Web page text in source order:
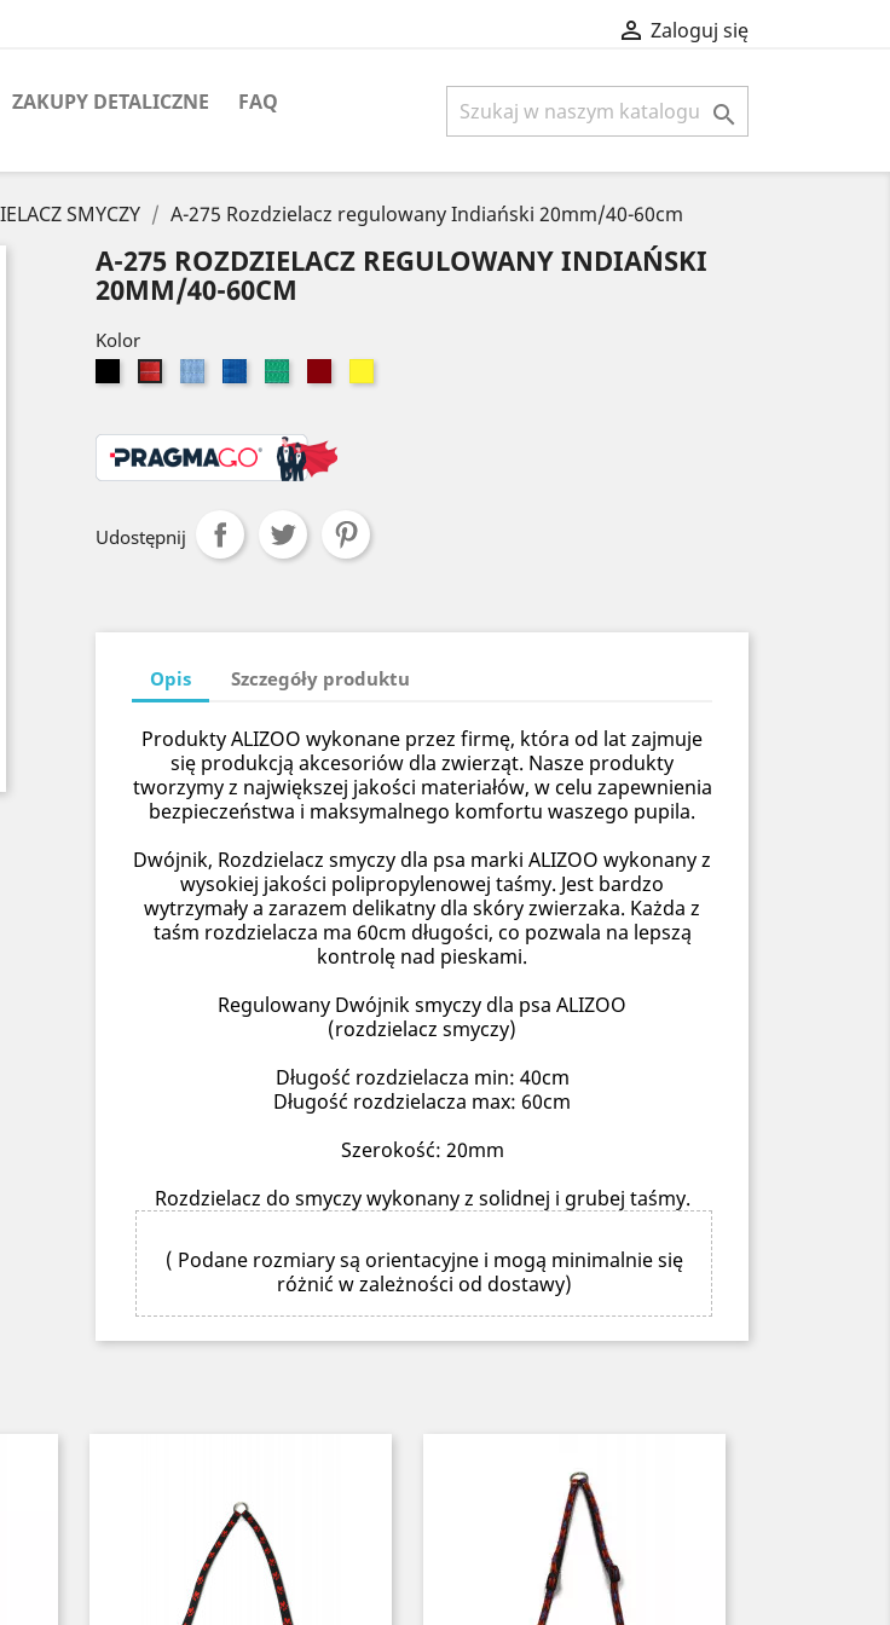
 Zaloguj się
ZAKUPY DETALICZNE FAQ 
SMYCZY A-275 Rozdzielacz regulowany Indiański 20mm/40-60cm
A-275 ROZDZIELACZ REGULOWANY INDIAŃSKI
20MM/40-60CM
Kolor
CzarnyCzerwonyBłękitnyNiebieskiZielony
Udostępnij
Opis Szczegóły produktu
Produkty ALIZOO wykonane przez firmę, która od lat zajmuje
się produkcją akcesoriów dla zwierząt. Nasze produkty
tworzymy z największej jakości materiałów, w celu zapewnienia
bezpieczeństwa i maksymalnego komfortu waszego pupila.
Dwójnik, Rozdzielacz smyczy dla psa marki ALIZOO wykonany z
wysokiej jakości polipropylenowej taśmy. Jest bardzo
wytrzymały a zarazem delikatny dla skóry zwierzaka. Każda z
taśm rozdzielacza ma 60cm długości, co pozwala na lepszą
kontrolę nad pieskami.
Regulowany Dwójnik smyczy dla psa ALIZOO
(rozdzielacz smyczy)
Długość rozdzielacza min: 40cm
Długość rozdzielacza max: 60cm
Szerokość: 20mm
Rozdzielacz do smyczy wykonany z solidnej i grubej taśmy.
( Podane rozmiary są orientacyjne i mogą minimalnie się
różnić w zależności od dostawy)